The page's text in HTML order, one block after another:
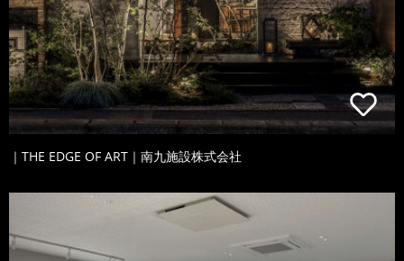
｜THE EDGE OF ART｜南九施設株式会社